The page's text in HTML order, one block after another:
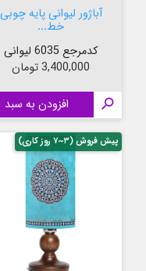
آباژور لیوانی پایه چوبی
خط...
کدمرجع 6035 لیوانی
قیمت
3,400,000 تومان
 افزودن به سبد
پیش فروش (۳~۷ روز کاری)